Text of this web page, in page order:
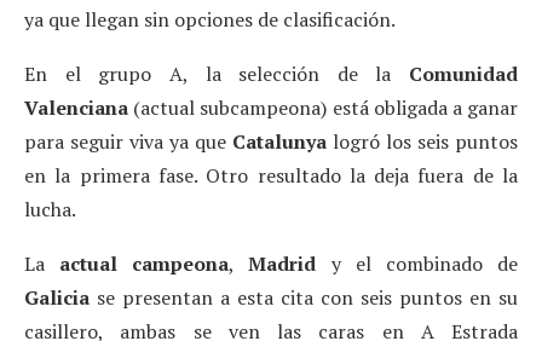
ya que llegan sin opciones de clasificación.
En el grupo A, la selección de la Comunidad
Valenciana (actual subcampeona) está obligada a ganar
para seguir viva ya que Catalunya logró los seis puntos
en la primera fase. Otro resultado la deja fuera de la
lucha.
La actual campeona,Madrid y el combinado de
Galicia se presentan a esta cita con seis puntos en su
casillero, ambas se ven las caras en A Estrada